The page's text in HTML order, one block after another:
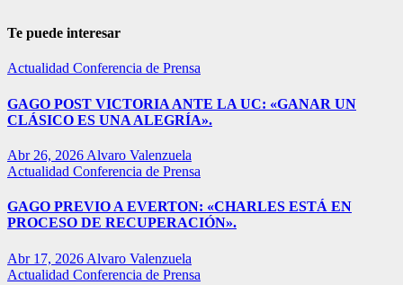
Te puede interesar
Actualidad Conferencia de Prensa
GAGO POST VICTORIA ANTE LA UC: «GANAR UN
CLÁSICO ES UNA ALEGRÍA».
Abr 26, 2026 Alvaro Valenzuela
Actualidad Conferencia de Prensa
GAGO PREVIO A EVERTON: «CHARLES ESTÁ EN
PROCESO DE RECUPERACIÓN».
Abr 17, 2026 Alvaro Valenzuela
Actualidad Conferencia de Prensa